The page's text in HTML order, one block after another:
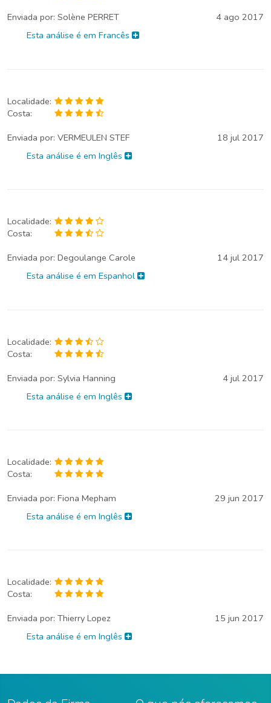
Enviada por: Solène PERRET
4 ago 2017
Esta análise é em Francês
Localidade:
Costa:
Enviada por: VERMEULEN STEF
18 jul 2017
Esta análise é em Inglês
Localidade:
Costa:
Enviada por: Degoulange Carole
14 jul 2017
Esta análise é em Espanhol
Localidade:
Costa:
Enviada por: Sylvia Hanning
4 jul 2017
Esta análise é em Inglês
Localidade:
Costa:
Enviada por: Fiona Mepham
29 jun 2017
Esta análise é em Inglês
Localidade:
Costa:
Enviada por: Thierry Lopez
15 jun 2017
Esta análise é em Inglês